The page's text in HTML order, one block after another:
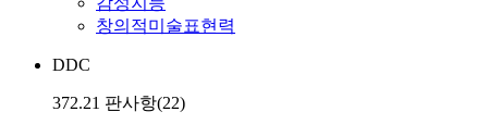
창의적미술표현력
DDC
372.21 판사항(22)